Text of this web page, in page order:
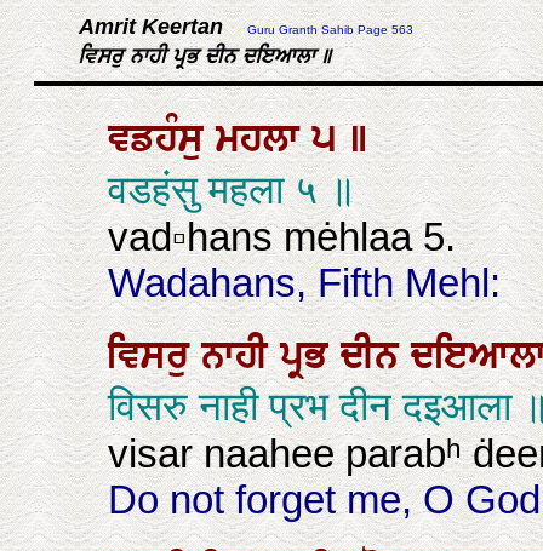
Amrit Keertan Guru Granth Sahib Page 563
ਵਿਸਰੁ ਨਾਹੀ ਪ੍ਰਭ ਦੀਨ ਦਇਆਲਾ ॥
ਵਡਹੰਸੁਮਹਲਾ੫॥
वडहंसु महला ५ ॥
vad▫hans mėhlaa 5.
Wadahans, Fifth Mehl:
ਵਿਸਰੁਨਾਹੀਪ੍ਰਭਦੀਨ
विसरु नाही प्रभ दीन दइआला
visar naahee parabʰ
Do not forget me, O